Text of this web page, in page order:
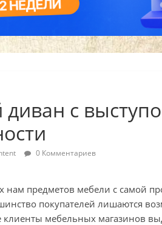
диван с
0 Комментариев
нам предметов мебели с самой
покупателей лишаются
мебельных магазинов